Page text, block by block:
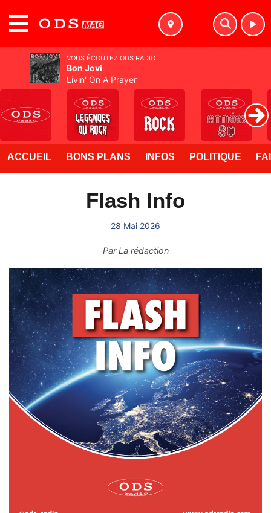
ACCUEIL BONS PLANS INFOS POLITIQUE
Flash Info
28 Mai 2026
ParLa rédaction
VOUS ÉCOUTEZ ODS RADIO
Bon Jovi
Livin' On A Prayer